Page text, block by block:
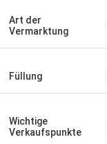
Art der
Vermarktung
Füllung
Wichtige
Verkaufspunkte